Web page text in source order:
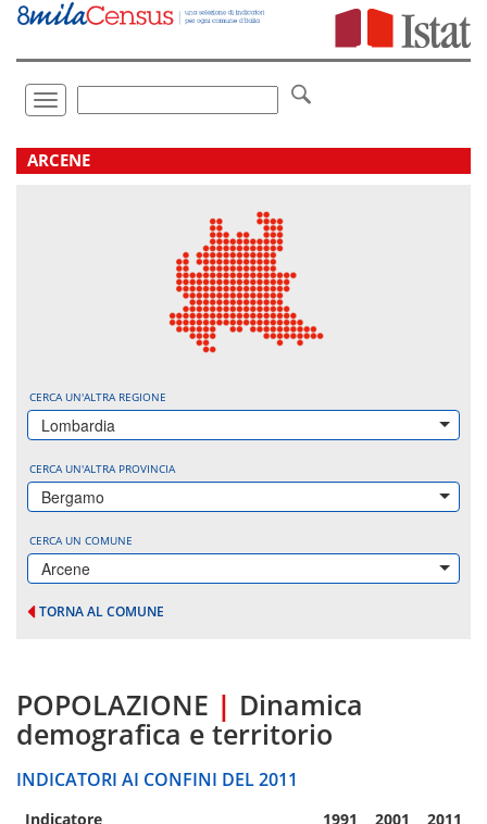
Vai
direttamente
Toggle
navigation
.
ARCENE
CERCA UN'ALTRA REGIONE
Lombardia
CERCA UN'ALTRA PROVINCIA
Bergamo
CERCA UN COMUNE
Arcene
TORNA AL COMUNE
POPOLAZIONE | Dinamica
demografica e territorio
INDICATORI AI CONFINI DEL 2011
Indicatore 1991 2001 2011